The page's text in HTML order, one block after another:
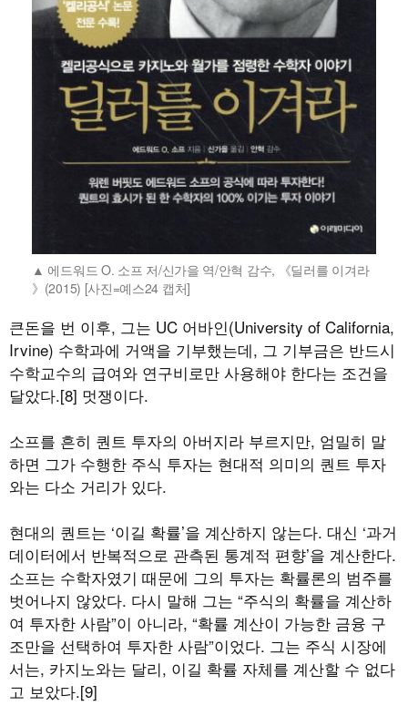
에드워드 O. 소프 저/신가을 역/안혁 감수, 《딜러를 이겨라
》(2015) [사진=예스24 캡처]
큰돈을 번 이후, 그는 UC 어바인(University of California,
Irvine) 수학과에 거액을 기부했는데, 그 기부금은 반드시
수학교수의 급여와 연구비로만 사용해야 한다는 조건을
달았다.[8] 멋쟁이다.
소프를 흔히 퀀트 투자의 아버지라 부르지만, 엄밀히 말
하면 그가 수행한 주식 투자는 현대적 의미의 퀀트 투자
와는 다소 거리가 있다.
현대의 퀀트는 ‘이길 확률’을 계산하지 않는다. 대신 ‘과거
데이터에서 반복적으로 관측된 통계적 편향’을 계산한다.
소프는 수학자였기 때문에 그의 투자는 확률론의 범주를
벗어나지 않았다. 다시 말해 그는 “주식의 확률을 계산하
여 투자한 사람”이 아니라, “확률 계산이 가능한 금융 구
조만을 선택하여 투자한 사람”이었다. 그는 주식 시장에
서는, 카지노와는 달리, 이길 확률 자체를 계산할 수 없다
고 보았다.[9]